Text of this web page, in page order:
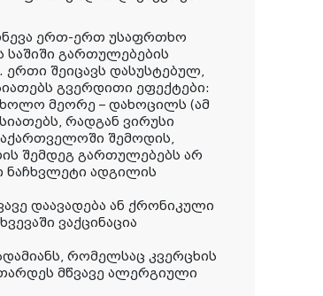
ერთ-ერთ უსაფრთხო
გართულებების
შეიცავს დასუსტებულ,
გვერდითი ეფექტები:
ხოლო მეორე – დახოცილს (ამ
რადგან ვირუსი
შემოდის,
შემდეგ გართულებებს არ
ნაჩხვლეტი ადგილის
დაავადება ან ქრონიკული
ვაქცინაცია
რომელსაც კვერცხის
მწვავე ალერგიული